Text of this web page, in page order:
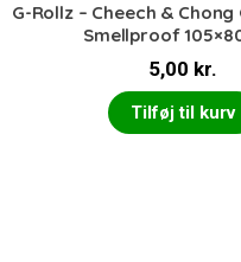
G-Rollz – Cheech &
Smellproof
5,00 kr.
Tilføj til kurv